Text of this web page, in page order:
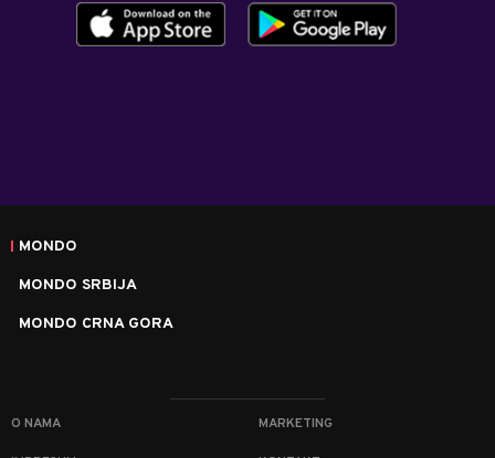
MONDO
MONDO SRBIJA
MONDO CRNA GORA
O NAMA MARKETING